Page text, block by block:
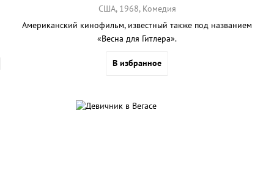
США, 1968, Комедия
Американский кинофильм, известный также под названием
«Весна для Гитлера».
В избранное